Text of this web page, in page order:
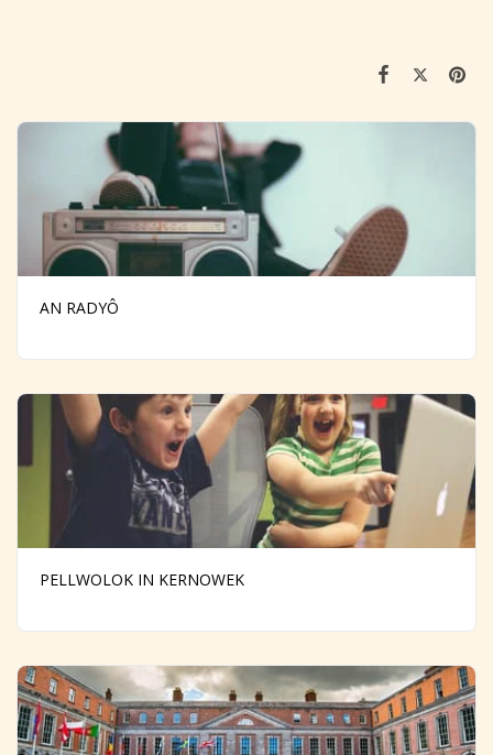
AN RADYÔ
PELLWOLOK IN KERNOWEK